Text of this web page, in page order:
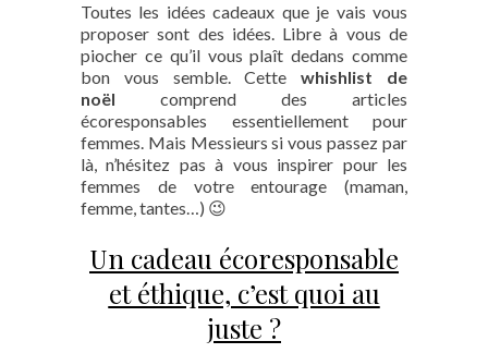
Toutes les idées cadeaux que je vais vous
proposer sont des idées. Libre à vous de
piocher ce qu’il vous plaît dedans comme
bon vous semble. Cettewhishlist de
noël comprend des articles
écoresponsables essentiellement pour
femmes. Mais Messieurs si vous passez par
là, n’hésitez pas à vous inspirer pour les
femmes de votre entourage (maman,
femme, tantes…) 😉
Un cadeau écoresponsable
et éthique, c’est quoi au
juste ?